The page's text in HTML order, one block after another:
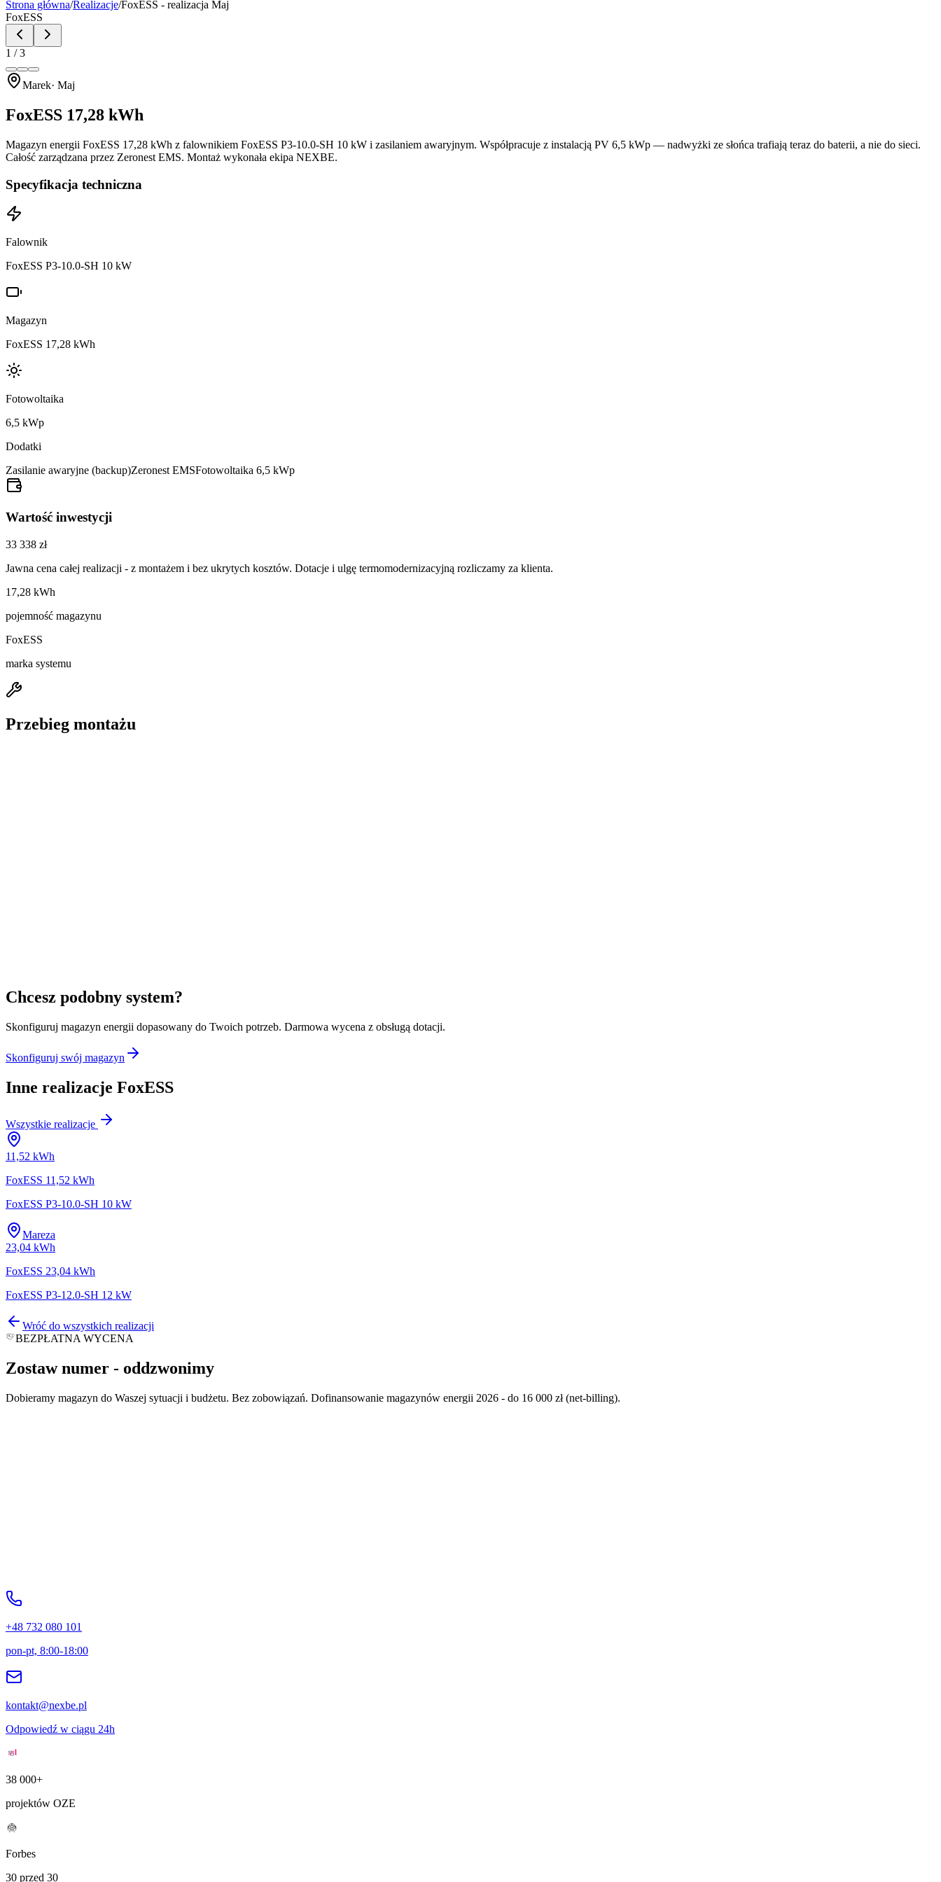
Strona główna/Realizacje/FoxESS - realizacja Maj
FoxESS
1 /3
Marek· Maj
FoxESS 17,28 kWh
Magazyn energii FoxESS 17,28 kWh z falownikiem FoxESS P3-10.0-SH 10 kW i zasilaniem awaryjnym. Współpracuje z instalacją PV 6,5 kWp — nadwyżki ze słońca trafiają teraz do baterii, a nie do sieci.
Całość zarządzana przez Zeronest EMS. Montaż wykonała ekipa NEXBE.
Specyfikacja techniczna
Falownik
FoxESS P3-10.0-SH 10 kW
Magazyn
FoxESS 17,28 kWh
Fotowoltaika
6,5 kWp
Dodatki
Zasilanie awaryjne (backup)Zeronest EMSFotowoltaika 6,5 kWp
Wartość inwestycji
33 338 zł
Jawna cena całej realizacji - z montażem i bez ukrytych kosztów. Dotacje i ulgę termomodernizacyjną rozliczamy za klienta.
17,28 kWh
pojemność magazynu
FoxESS
marka systemu
Przebieg montażu
Chcesz podobny system?
Skonfiguruj magazyn energii dopasowany do Twoich potrzeb. Darmowa wycena z obsługą dotacji.
Skonfiguruj swój magazyn
Inne realizacje FoxESS
Wszystkie realizacje
11,52 kWh
FoxESS 11,52 kWh
FoxESS P3-10.0-SH 10 kW
Mareza
23,04 kWh
FoxESS 23,04 kWh
FoxESS P3-12.0-SH 12 kW
Wróć do wszystkich realizacji
BEZPŁATNA WYCENA
Zostaw numer - oddzwonimy
Dobieramy magazyn do Waszej sytuacji i budżetu. Bez zobowiązań. Dofinansowanie magazynów energii 2026 - do 16 000 zł (net-billing).
+48 732 080 101
pon-pt, 8:00-18:00
kontakt@nexbe.pl
Odpowiedź w ciągu 24h
38 000+
projektów OZE
Forbes
30 przed 30